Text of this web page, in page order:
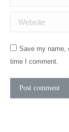
Website
Save my name,
time I comment.
Post comment